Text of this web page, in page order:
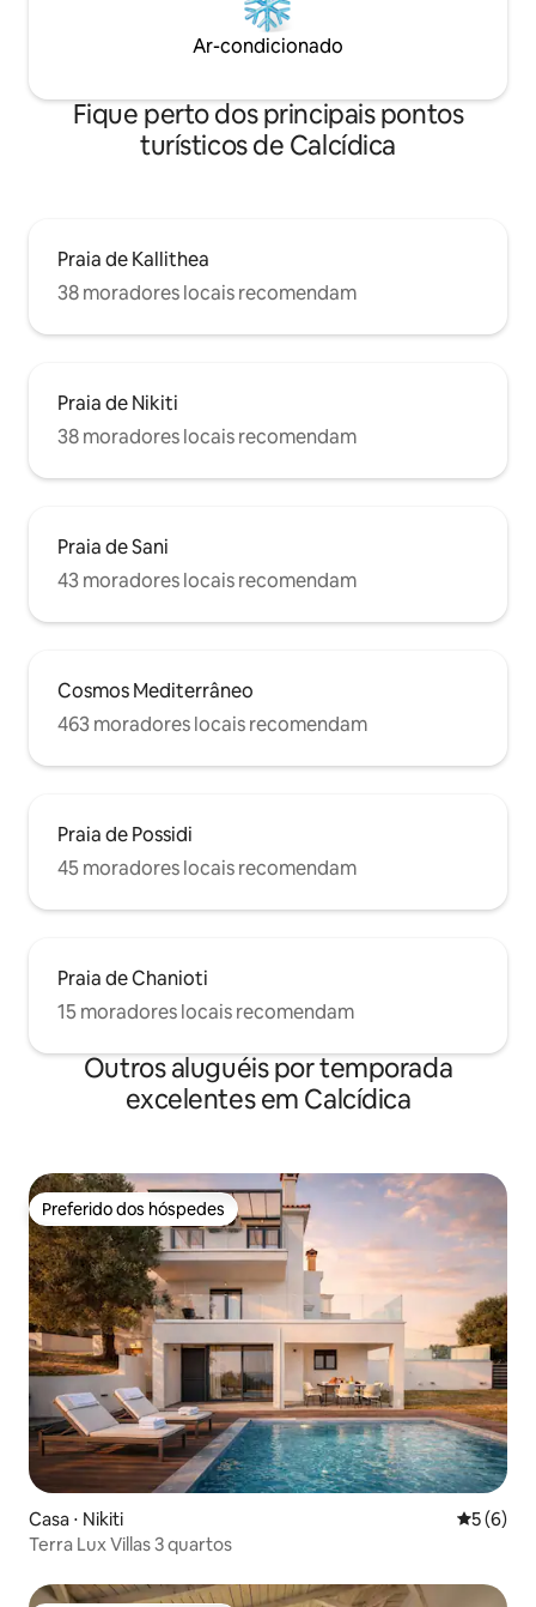
Ar-condicionado
Fique perto dos principais pontos
turísticos de Calcídica
Praia de Kallithea
38 moradores locais recomendam
Praia de Nikiti
38 moradores locais recomendam
Praia de Sani
43 moradores locais recomendam
Cosmos Mediterrâneo
463 moradores locais recomendam
Praia de Possidi
45 moradores locais recomendam
Praia de Chanioti
15 moradores locais recomendam
Outros aluguéis por temporada
excelentes em Calcídica
Preferido dos hóspedes
Preferido dos hóspedes
Casa ⋅ Nikiti 5 de
5 (6)
Terra Lux Villas 3 quartos